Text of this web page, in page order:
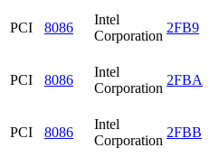
PCI 8086
Intel
Corporation
2FB9
PCI 8086
Intel
Corporation
2FBA
PCI 8086
Intel
Corporation
2FBB